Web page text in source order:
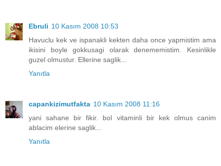
Ebruli 10 Kasım 2008 10:53
Havuclu kek ve ispanakli kekten daha once yapmistim ama
ikisini boyle gokkusagi olarak denememistim. Kesinlikle
guzel olmustur. Ellerine saglik...
Yanıtla
capankizimutfakta 10 Kasım 2008 11:16
yani sahane bir fikir. bol vitaminli bir kek olmus canim
ablacim elerine saglik...
Yanıtla